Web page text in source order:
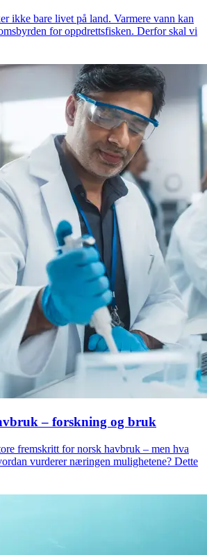
ikke bare livet på land. Varmere vann kan
for oppdrettsfisken. Derfor skal vi
– forskning og bruk
fremskritt for norsk havbruk – men hva
vurderer næringen mulighetene? Dette